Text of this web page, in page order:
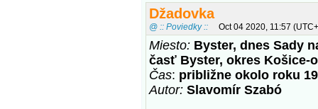
Džadovka
@ :: Poviedky :: Oct 04 2020, 11:57
Miesto: Byster, dnes Sady
časť Byster, okres Košice-
Čas: približne okolo roku
Autor: Slavomír Szabó